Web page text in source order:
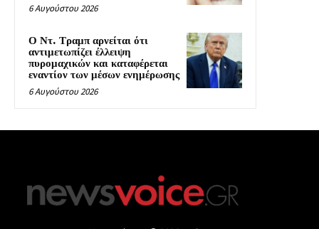
6 Αυγούστου 2026
Ο Ντ. Τραμπ αρνείται ότι
αντιμετωπίζει έλλειψη
πυρομαχικών και καταφέρεται
εναντίον των μέσων ενημέρωσης
6 Αυγούστου 2026